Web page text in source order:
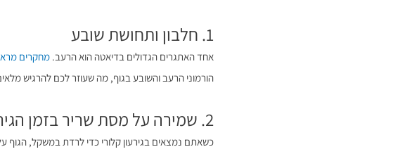
1. חלבון ותחושת שובע
אחד האתגרים הגדולים בדיאטה הוא הרעב. מחקרים
הורמוני הרעב והשובע בגוף, מה שעוזר לכם להרגיש
2. שמירה על מסת שריר בזמן הגירעון
כשאתם נמצאים בגירעון קלורי כדי לרדת במשקל, הגוף